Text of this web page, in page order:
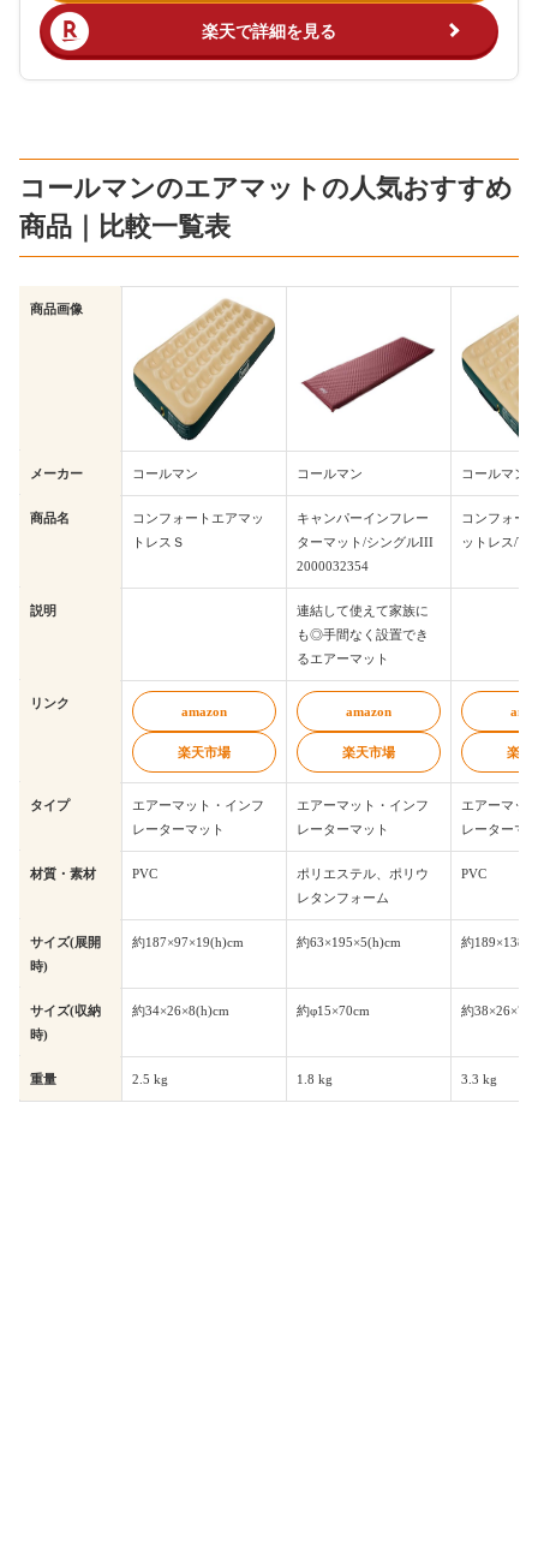
楽天で詳細を見る
コールマンのエアマットの人気おすすめ
商品｜比較一覧表
商品画像
メーカー コールマン コールマン コールマン
商品名
コンフォートエアマッ
トレスＳ
キャンパーインフレー
ターマット/シングルIII
2000032354
コンフォー
ットレス/W
説明
連結して使えて家族に
も◎手間なく設置でき
るエアーマット
リンク
amazon
楽天市場
amazon
楽天市場 楽天
タイプ
エアーマット・インフ
レーターマット
エアーマット・インフ
レーターマット
エアーマッ
レーターマ
材質・素材 PVC
ポリエステル、ポリウ
レタンフォーム
PVC
サイズ(展開
時)
約187×97×19(h)cm 約63×195×5(h)cm 約
サイズ(収納
時)
約34×26×8(h)cm 約φ15×70cm 約
重量 2.5 kg 1.8 kg 3.3 kg